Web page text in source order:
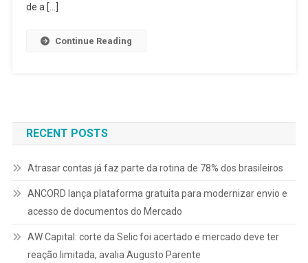
de a […]
Continue Reading
RECENT POSTS
Atrasar contas já faz parte da rotina de 78% dos brasileiros
ANCORD lança plataforma gratuita para modernizar envio e
acesso de documentos do Mercado
AW Capital: corte da Selic foi acertado e mercado deve ter
reação limitada, avalia Augusto Parente